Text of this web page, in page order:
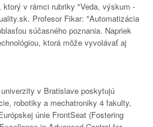
v rámci rubriky "Veda, výskum -
Profesor Fikar: "Automatizácia
súčasného poznania. Napriek
ktorá môže vyvolávať aj
v Bratislave poskytujú
robotiky a mechatroniky 4 fakulty,
únie FrontSeat (Fostering